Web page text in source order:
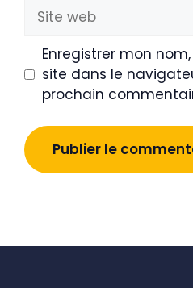
Site
web
Enregistrer mon
site dans le
prochain